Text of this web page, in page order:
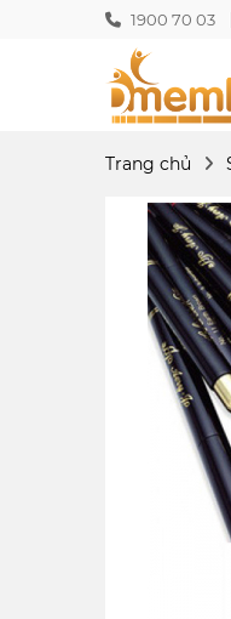
1900 70 03
Trang chủ